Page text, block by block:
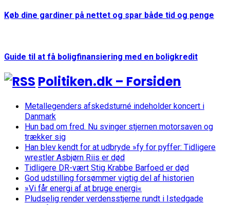
Køb dine gardiner på nettet og spar både tid og penge
Guide til at få boligfinansiering med en boligkredit
Politiken.dk – Forsiden
Metallegenders afskedsturné indeholder koncert i
Danmark
Hun bad om fred. Nu svinger stjernen motorsaven og
trækker sig
Han blev kendt for at udbryde »fy for pyffer: Tidligere
wrestler Asbjørn Riis er død
Tidligere DR-vært Stig Krabbe Barfoed er død
God udstilling forsømmer vigtig del af historien
»Vi får energi af at bruge energi«
Pludselig render verdensstjerne rundt i Istedgade